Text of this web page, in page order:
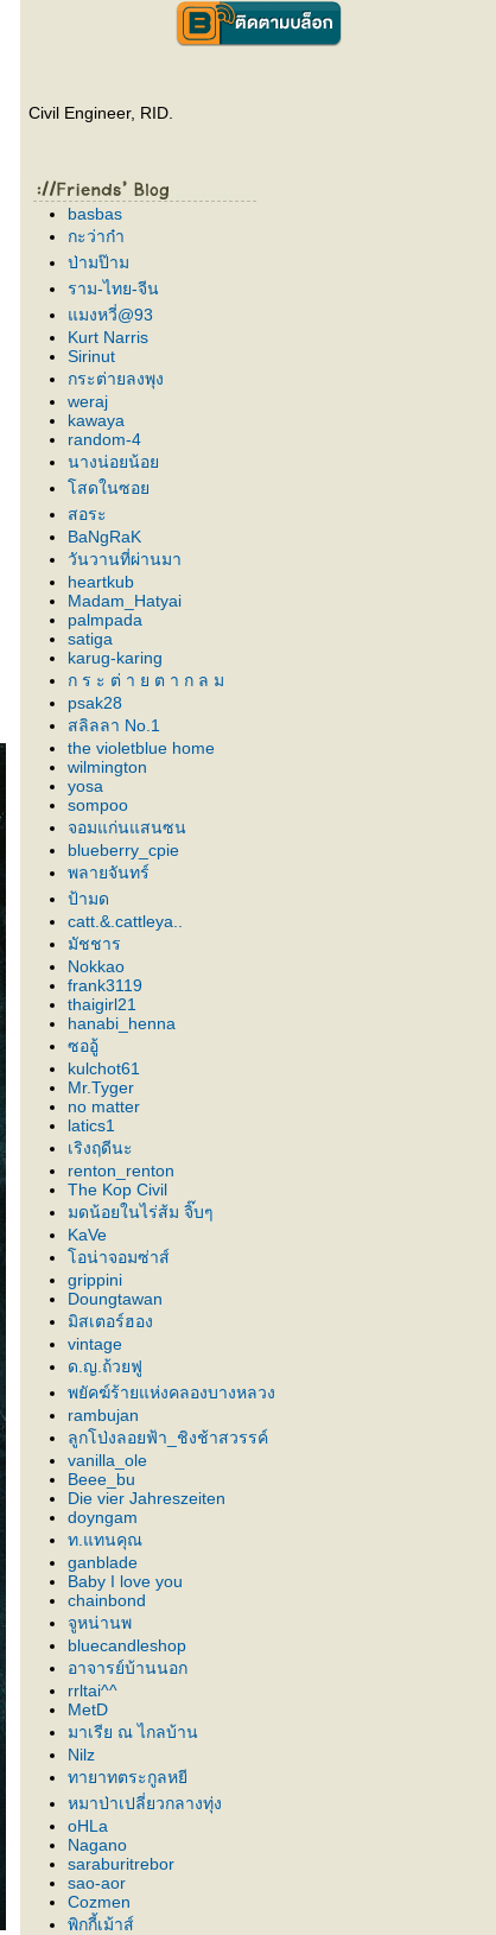
Civil Engineer, RID.
basbas
กะว่าก๋า
ป่ามป๊าม
ราม-ไทย-จีน
มงหวี่@93
Kurt Narris
Sirinut
กระต่ายลงพุง
weraj
kawaya
random-4
นางน่อยน้อ
สดในซอ
สอระ
BaNgRaK
วันวานที่ผ่านมา
heartkub
Madam_Hatyai
palmpada
satiga
karug-karing
ก ร ะ ต่ า ย ต า ก ล ม
psak28
สลิลลา No.1
the violetblue home
wilmington
yosa
sompoo
จอมแก่นแสนซน
blueberry_cpie
พลายจันทร์
ป้ามด
catt.&.cattleya..
มัชชาร
Nokkao
frank3119
thaigirl21
hanabi_henna
ซออู้
kulchot61
Mr.Tyger
no matter
latics1
เริงฤดีนะ
renton_renton
The Kop Civil
มดน้อยในไร่ส้ม จิ๊บๆ
KaVe
อน่าจอมซ่าส์
grippini
Doungtawan
มิสเตอร์ฮอง
vintage
ด.ญ.ถ้วยฟู
พยัคฆ์ร้ายแห่งคลองบางหลวง
rambujan
ลูกโป่งลอยฟ้า_ชิงช้าสวรรค์
vanilla_ole
Beee_bu
Die vier Jahreszeiten
doyngam
ท.แทนคุณ
ganblade
Baby I love you
chainbond
จูหน่านพ
bluecandleshop
อาจารย์บ้านนอก
rrltai^^
MetD
มาเรีย ณ ไกลบ้าน
Nilz
ทายาทตระกูลหยี
หมาป่าเปลี่ยวกลางทุ่ง
oHLa
Nagano
saraburitrebor
sao-aor
Cozmen
พิกกี้เม้าส์